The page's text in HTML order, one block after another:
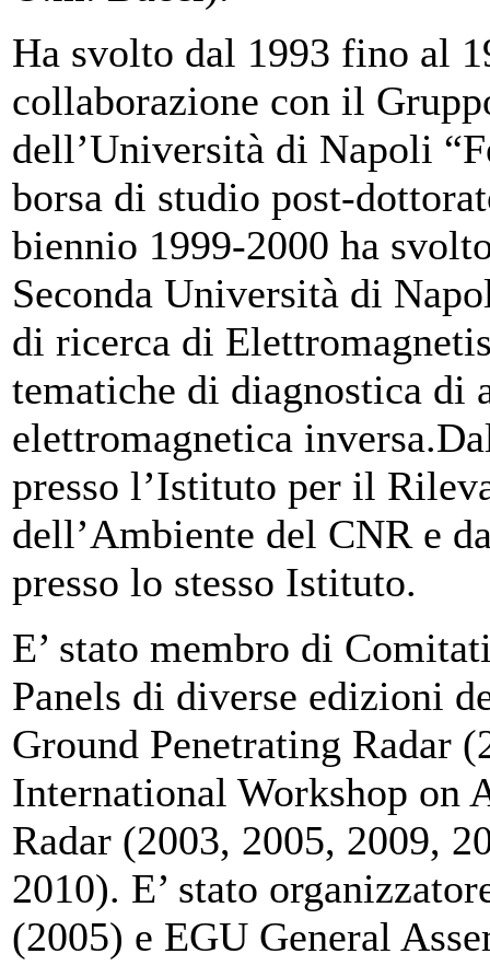
Ha svolto dal 1993 fino al
collaborazione con il
dell’Università di Napoli
borsa di studio post-
biennio 1999-2000 ha
Seconda Università di
di ricerca di
tematiche di diagnostica di
elettromagnetica
presso l’Istituto per il
dell’Ambiente del CNR e
presso lo stesso Istituto.
E’ stato membro di
Panels di diverse edizioni
Ground Penetrating Radar
International Workshop on
Radar (2003, 2005, 2009,
2010). E’ stato
(2005) e EGU General